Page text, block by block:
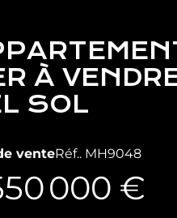
À
SOL
venteRéf.. MH9048
000 €